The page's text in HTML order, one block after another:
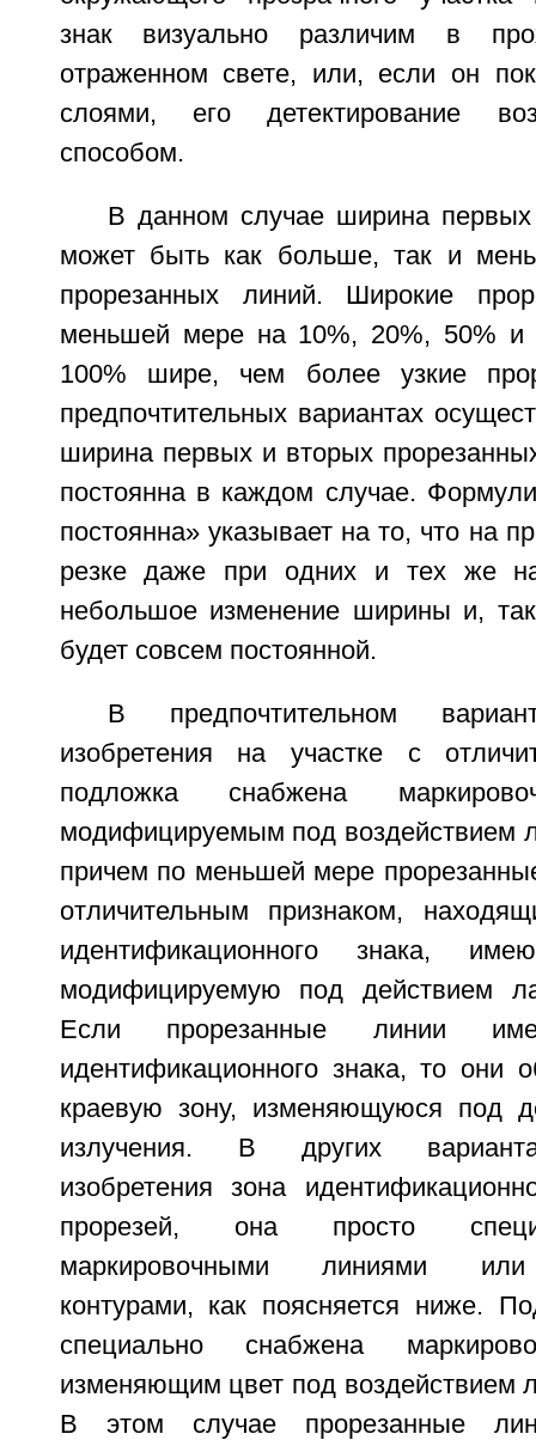
знак визуально различим в
отраженном свете, или, если он
слоями, его детектирование
способом.
В данном случае ширина
может быть как больше, так и
прорезанных линий. Широкие
меньшей мере на 10%, 20%, 50%
100% шире, чем более узкие
предпочтительных вариантах
ширина первых и вторых
постоянна в каждом случае.
постоянна» указывает на то, что на
резке даже при одних и тех же
небольшое изменение ширины и,
будет совсем постоянной.
В предпочтительном
изобретения на участке с
подложка снабжена
модифицируемым под воздействием
причем по меньшей мере
отличительным признаком,
идентификационного знака,
модифицируемую под действием
Если прорезанные линии
идентификационного знака, то они
краевую зону, изменяющуюся под
излучения. В других
изобретения зона
прорезей, она просто
маркировочными линиями или
контурами, как поясняется ниже.
специально снабжена
изменяющим цвет под воздействием
В этом случае прорезанные